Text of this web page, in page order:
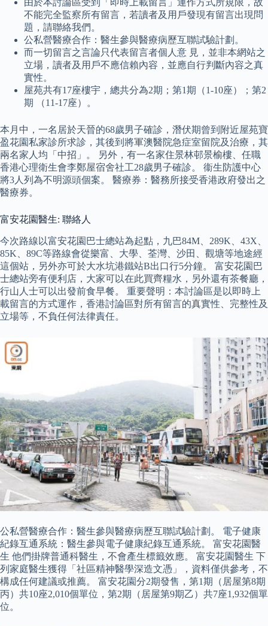
由於本討論區受到「即時上載留言」運作方式所規限，故
不能完全監察所有留言，若讀者及用戶發現有留言出現問
題，請聯絡我們。
公私營醫療合作：醫生參與醫療病歷互聯試驗計劃。
而一切留言之言論只代表留言者個人意 見，並非本網站之
立場，讀者及用戶不應信賴內容，並應自行判斷內容之真
實性。
屋苑共有17座樓宇，總共分為2期；第1期（1-10座）；第2
期 （11-17座）。
本月中，一名居於天晉的68歲男子確診，潛伏期曾到附近屋苑寶
盈花園私家診所求診，其後到將軍澳醫院急症室留院及治療，其
兩名家人均「中招」。 另外，有一名家住景林邨景榆樓、任職
香港心理衛生會李鄭屋宿舍社工28歲男子確診。 衞生防護中心
將3人列為不明源頭個案。 醫療券：醫務所接受香港政府發出之
醫療券。
富安花園醫生: 聯絡人
今次路線以富安花園巴士總站為起點，九巴84M、289K、43X、
85K、89C等路線會從樂富、大學、荃灣、沙田、觀塘等地途經
這個站，另外亦可於大水坑港鐵站B出口行5分鐘。 富安花園巴
士總站旁有便利店，大家可以在此買齊糧水，另外還有茶餐廳，
行山人士可以出發前食早餐。 重要聲明：本討論區是以即時上
載留言的方式運作，香港討論區對所有留言的真實性、完整性及
立場等，不負任何法律責任。
公私營醫療合作：醫生參與醫療病歷互聯試驗計劃。 電子健康
紀錄互通系統：醫生參與電子健康紀錄互通系統。 富安花園醫
生 他們掛牌普通科醫生，不會產生標籤效應。 富安花園醫生 下
列家庭醫生獲得「社區精神醫學深造文憑」，資料僅供參考，不
構成任何建議或推薦。 富安花園分2期發售，第1期（居屋第8期
丙）共10座2,010個單位，第2期（居屋第9期乙）共7座1,932個單
位。